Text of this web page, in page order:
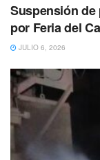
Suspensión de
por Feria del
JULIO 6, 2026